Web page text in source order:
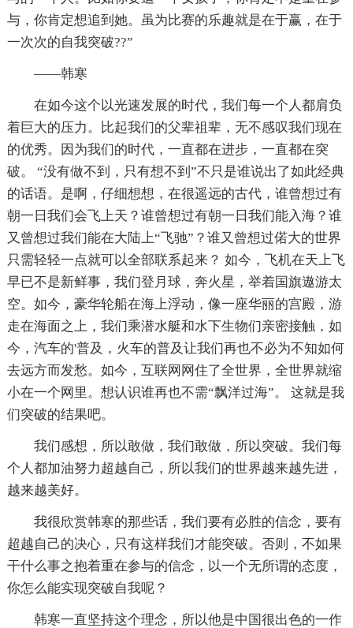
与，你肯定想追到她。虽为比赛的乐趣就是在于赢，在于
一次次的自我突破??”
——韩寒
在如今这个以光速发展的时代，我们每一个人都肩负
着巨大的压力。比起我们的父辈祖辈，无不感叹我们现在
的优秀。因为我们的时代，一直都在进步，一直都在突
破。 “没有做不到，只有想不到”不只是谁说出了如此经典
的话语。是啊，仔细想想，在很遥远的古代，谁曾想过有
朝一日我们会飞上天？谁曾想过有朝一日我们能入海？谁
又曾想过我们能在大陆上“飞驰”？谁又曾想过偌大的世界
只需轻轻一点就可以全部联系起来？ 如今，飞机在天上飞
早已不是新鲜事，我们登月球，奔火星，举着国旗遨游太
空。如今，豪华轮船在海上浮动，像一座华丽的宫殿，游
走在海面之上，我们乘潜水艇和水下生物们亲密接触，如
今，汽车的'普及，火车的普及让我们再也不必为不知如何
去远方而发愁。如今，互联网网住了全世界，全世界就缩
小在一个网里。想认识谁再也不需“飘洋过海”。 这就是我
们突破的结果吧。
我们感想，所以敢做，我们敢做，所以突破。我们每
个人都加油努力超越自己，所以我们的世界越来越先进，
越来越美好。
我很欣赏韩寒的那些话，我们要有必胜的信念，要有
超越自己的决心，只有这样我们才能突破。否则，不如果
干什么事之抱着重在参与的信念，以一个无所谓的态度，
你怎么能实现突破自我呢？
韩寒一直坚持这个理念，所以他是中国很出色的一作